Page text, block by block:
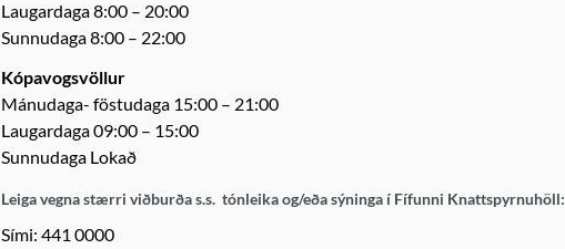
Laugardaga 8:00 – 20:00
Sunnudaga 8:00 – 22:00
Kópavogsvöllur
Mánudaga- föstudaga 15:00 – 21:00
Laugardaga 09:00 – 15:00
Sunnudaga Lokað
Leiga vegna stærri viðburða s.s. tónleika og/eða sýninga í Fífunni Knattspyrnuhöll:
Sími: 441 0000